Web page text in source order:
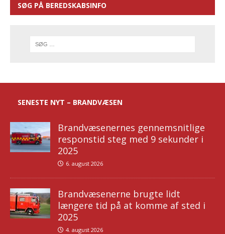
SØG PÅ BEREDSKABSINFO
SENESTE NYT – BRANDVÆSEN
Brandvæsenernes gennemsnitlige
responstid steg med 9 sekunder i
2025
6. august 2026
Brandvæsenerne brugte lidt
længere tid på at komme af sted i
2025
4. august 2026